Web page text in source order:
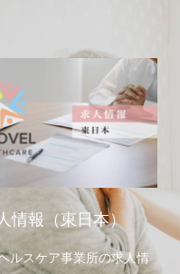
情報（東日本）
ルスケア事業所の求人情